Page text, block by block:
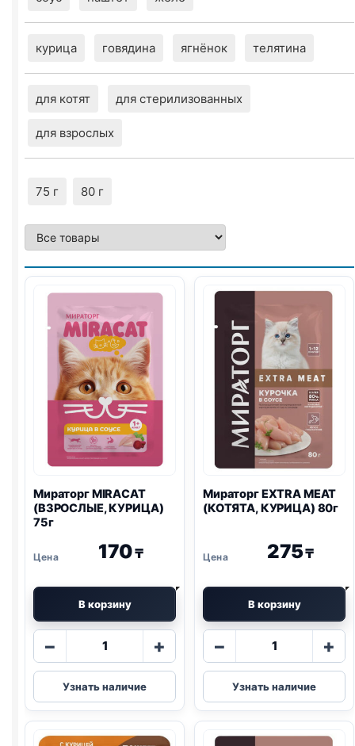
курица говядина ягнёнок телятина
для котят для стерилизованных
для взрослых
75 г 80 г
Мираторг MIRACAT
(ВЗРОСЛЫЕ, КУРИЦА)
75г
170₸
В корзину
−
Количество
Мираторг
MIRACAT
(ВЗРОСЛЫЕ,
+
Узнать наличие
Мираторг EXTRA MEAT
(КОТЯТА, КУРИЦА) 80г
275₸
В корзину
−
Количество
Мираторг
EXTRA
MEAT
+
Узнать наличие